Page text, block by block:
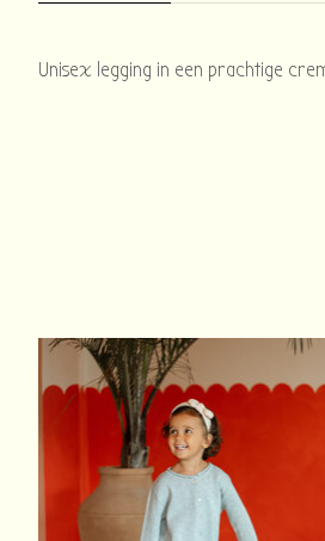
Unisex legging in een prachtige
Items van productcarrousel